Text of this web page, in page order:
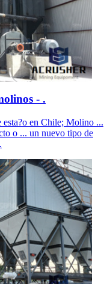
- .
esta?o en Chile; Molino ...
o ... un nuevo tipo de